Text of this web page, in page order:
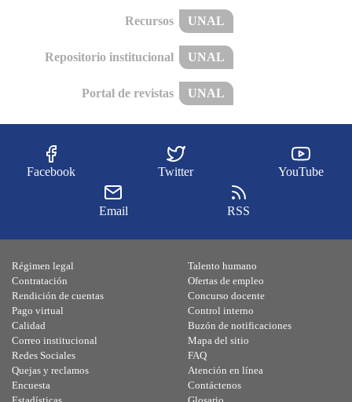
Recursos UNAL
Repositorio institucional UNAL
Portal de revistas UNAL
Facebook Twitter YouTube
Email RSS
Régimen legal
Contratación
Rendición de cuentas
Pago virtual
Calidad
Talento humano
Ofertas de empleo
Concurso docente
Control interno
Buzón de notificaciones
Correo institucional
Redes Sociales
Quejas y reclamos
Encuesta
Mapa del sitio
FAQ
Atención en línea
Contáctenos